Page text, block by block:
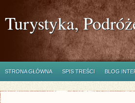
Turystyka,
STRONA GŁÓWNA SPIS TREŚCI BLOG